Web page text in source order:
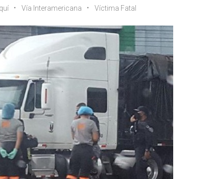
Vía Interamericana Víctima Fatal